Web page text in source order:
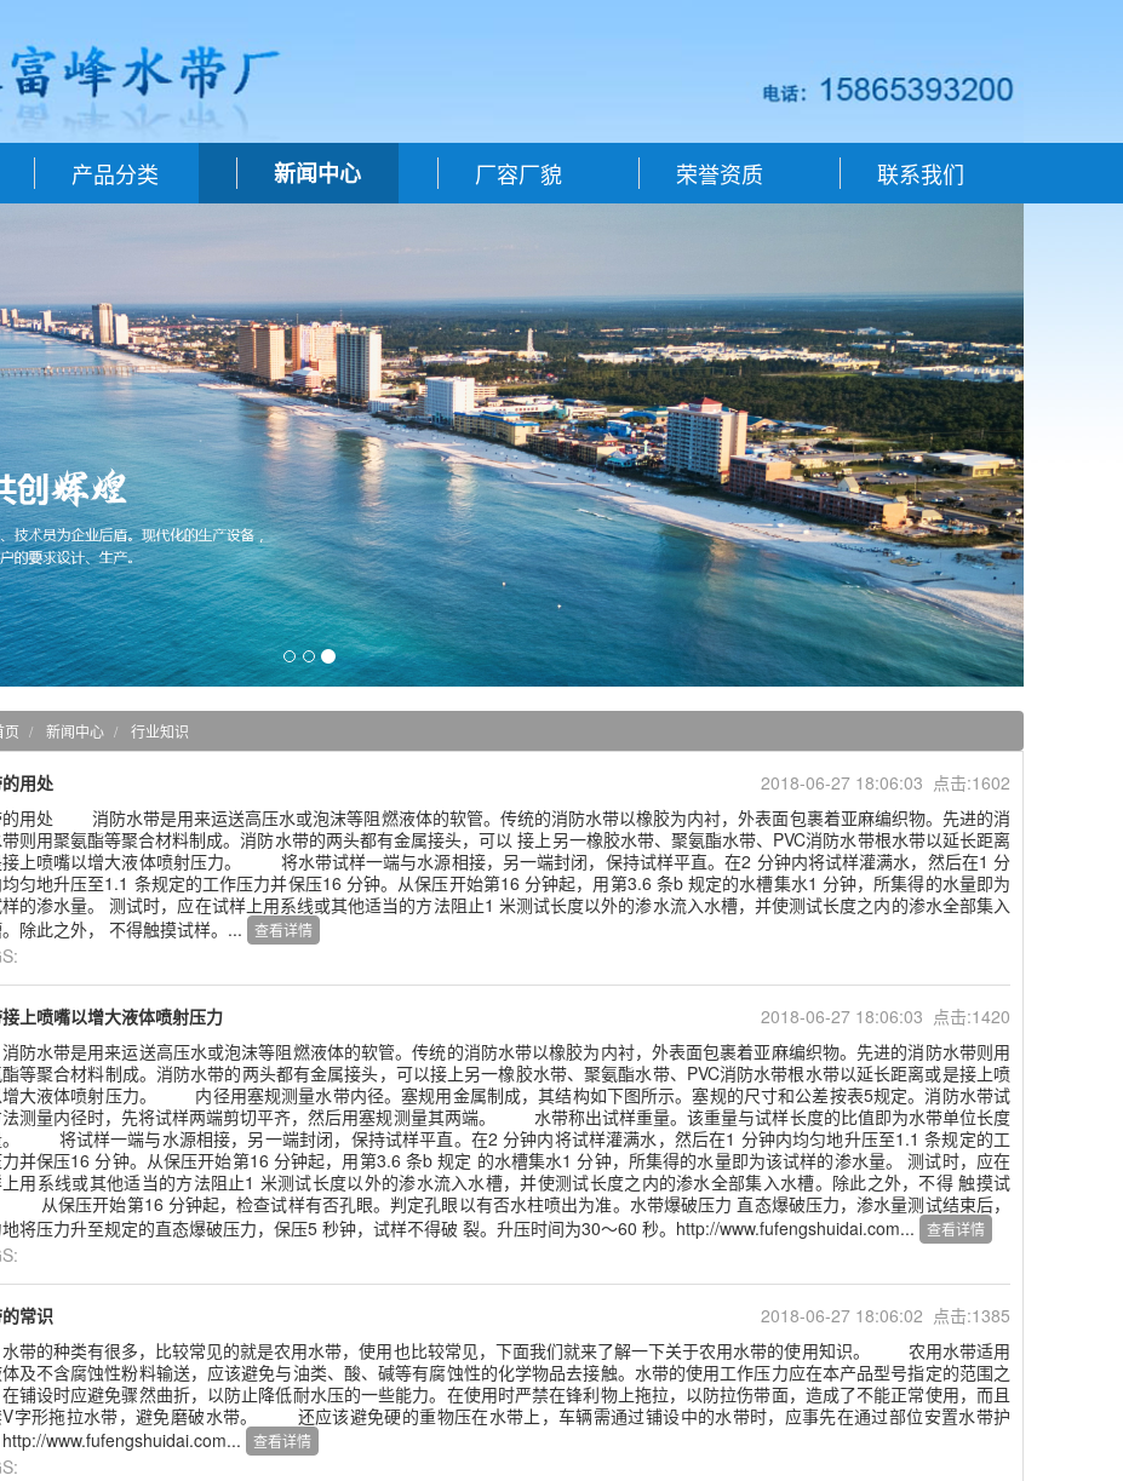
产品分类 新闻中心 厂容厂貌 荣誉资质 联系我们
新闻中心 行业知识
用处
2018-06-27 18:06:03 点击:1602
用处 消防水带是用来运送高压水或泡沫等阻燃液体的软管。传统的消防水带以橡胶为内衬，外表面包裹着亚麻编织物。先进的消
则用聚氨酯等聚合材料制成。消防水带的两头都有金属接头，可以 接上另一橡胶水带、聚氨酯水带、PVC消防水带根水带以延长距离
接上喷嘴以增大液体喷射压力。 将水带试样一端与水源相接，另一端封闭，保持试样平直。在2 分钟内将试样灌满水，然后在1 分
匀地升压至1.1 条规定的工作压力并保压16 分钟。从保压开始第16 分钟起，用第3.6 条b 规定的水槽集水1 分钟，所集得的水量即为
的渗水量。 测试时，应在试样上用系线或其他适当的方法阻止1 米测试长度以外的渗水流入水槽，并使测试长度之内的渗水全部集入
除此之外， 不得触摸试样。...
查看详情
上喷嘴以增大液体喷射压力
2018-06-27 18:06:03 点击:1420
水带是用来运送高压水或泡沫等阻燃液体的软管。传统的消防水带以橡胶为内衬，外表面包裹着亚麻编织物。先进的消防水带则用
等聚合材料制成。消防水带的两头都有金属接头，可以接上另一橡胶水带、聚氨酯水带、PVC消防水带根水带以延长距离或是接上喷
增大液体喷射压力。 内径用塞规测量水带内径。塞规用金属制成，其结构如下图所示。塞规的尺寸和公差按表5规定。消防水带试
测量内径时，先将试样两端剪切平齐，然后用塞规测量其两端。 水带称出试样重量。该重量与试样长度的比值即为水带单位长度
将试样一端与水源相接，另一端封闭，保持试样平直。在2 分钟内将试样灌满水，然后在1 分钟内均匀地升压至1.1 条规定的工
并保压16 分钟。从保压开始第16 分钟起，用第3.6 条b 规定 的水槽集水1 分钟，所集得的水量即为该试样的渗水量。 测试时，应在
用系线或其他适当的方法阻止1 米测试长度以外的渗水流入水槽，并使测试长度之内的渗水全部集入水槽。除此之外，不得 触摸试
从保压开始第16 分钟起，检查试样有否孔眼。判定孔眼以有否水柱喷出为准。水带爆破压力 直态爆破压力，渗水量测试结束后，
将压力升至规定的直态爆破压力，保压5 秒钟，试样不得破 裂。升压时间为30～60 秒。http://www.fufengshuidai.com...
查看详情
常识
2018-06-27 18:06:02 点击:1385
的种类有很多，比较常见的就是农用水带，使用也比较常见，下面我们就来了解一下关于农用水带的使用知识。 农用水带适用
及不含腐蚀性粉料输送，应该避免与油类、酸、碱等有腐蚀性的化学物品去接触。水带的使用工作压力应在本产品型号指定的范围之
铺设时应避免骤然曲折，以防止降低耐水压的一些能力。在使用时严禁在锋利物上拖拉，以防拉伤带面，造成了不能正常使用，而且
V字形拖拉水带，避免磨破水带。 还应该避免硬的重物压在水带上，车辆需通过铺设中的水带时，应事先在通过部位安置水带护
www.fufengshuidai.com...
查看详情